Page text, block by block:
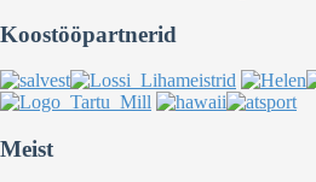
Koostööpartnerid
Meist